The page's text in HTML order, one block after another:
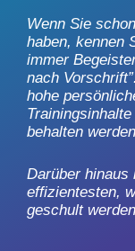
Wenn Sie
haben, kennen
immer
nach
hohe
behalten
Darüber hinaus
effizientesten,
geschult